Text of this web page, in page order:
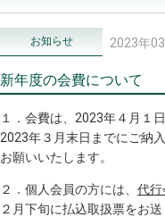
お知らせ 2023年
新年度の会費について
１．会費は、2023年４月１
2023年３月末日までにご納
お願いいたします。
２．個人会員の方には、 代行
２月下旬に払込取扱票をお送